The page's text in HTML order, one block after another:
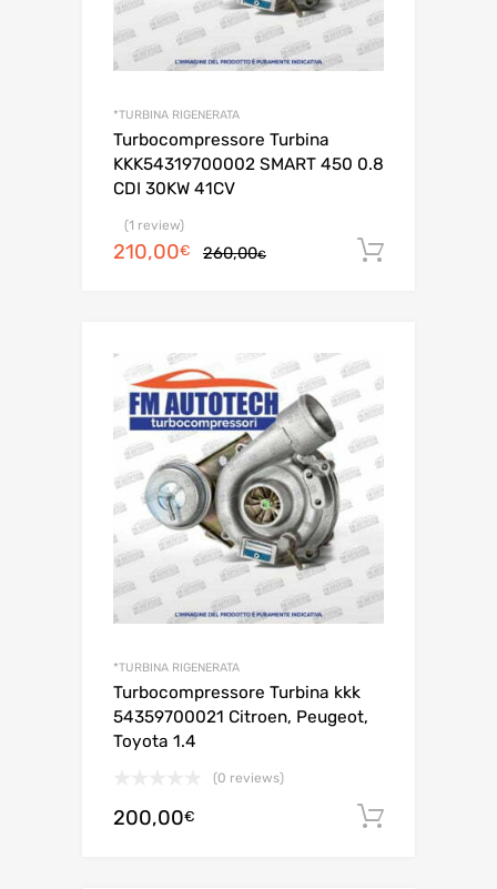
*TURBINA RIGENERATA
Turbocompressore Turbina
KKK54319700002 SMART 450 0.8
CDI 30KW 41CV
(1 review)
260,00€Il
260,00€.
210,00€
Il
210,00€.
*TURBINA RIGENERATA
Turbocompressore Turbina kkk
54359700021 Citroen, Peugeot,
Toyota 1.4
(0 reviews)
200,00€